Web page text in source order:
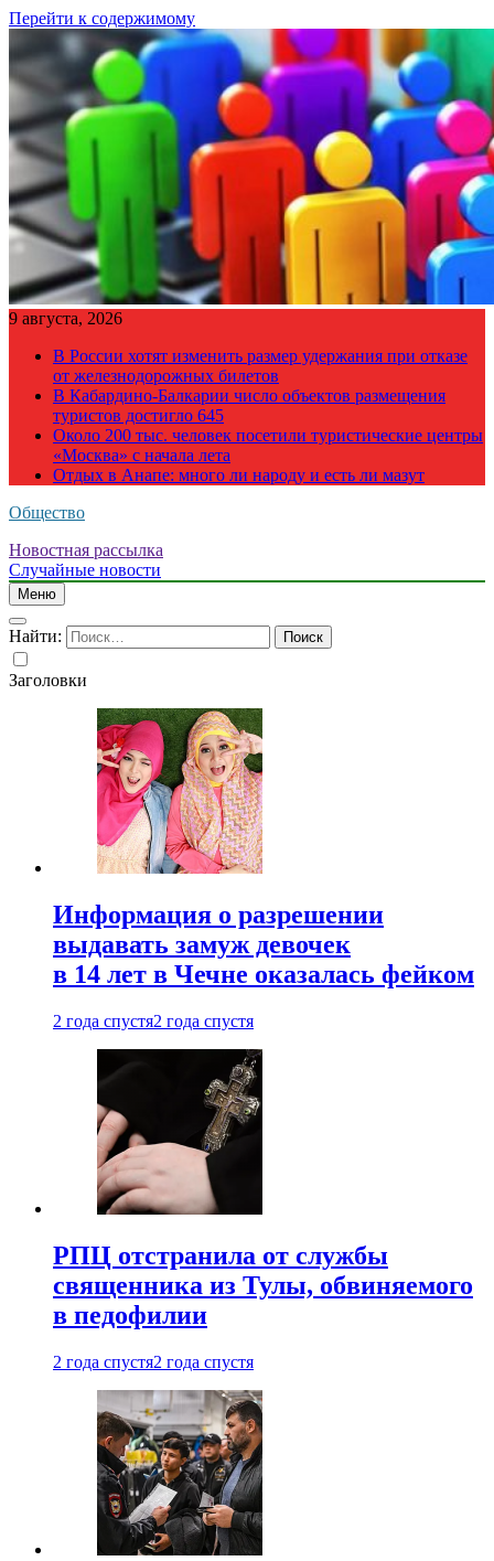
Перейти к содержимому
9 августа, 2026
В России хотят изменить размер удержания при отказе
от железнодорожных билетов
В Кабардино-Балкарии число объектов размещения
туристов достигло 645
Около 200 тыс. человек посетили туристические центры
«Москва» с начала лета
Отдых в Анапе: много ли народу и есть ли мазут
Общество
Новостная рассылка
Случайные новости
Меню
Найти:
Заголовки
Информация о разрешении
выдавать замуж девочек
в 14 лет в Чечне оказалась фейком
2 года спустя2 года спустя
РПЦ отстранила от службы
священника из Тулы, обвиняемого
в педофилии
2 года спустя2 года спустя